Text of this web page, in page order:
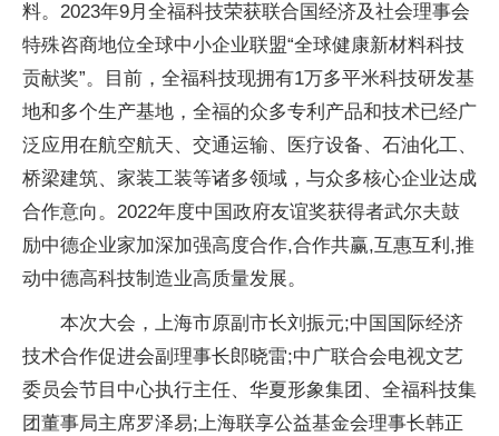
料。2023年9月全福科技荣获联合国经济及社会理事会
特殊咨商地位全球中小企业联盟“全球健康新材料科技
贡献奖”。目前，全福科技现拥有1万多平米科技研发基
地和多个生产基地，全福的众多专利产品和技术已经广
泛应用在航空航天、交通运输、医疗设备、石油化工、
桥梁建筑、家装工装等诸多领域，与众多核心企业达成
合作意向。2022年度中国政府友谊奖获得者武尔夫鼓
励中德企业家加深加强高度合作,合作共赢,互惠互利,推
动中德高科技制造业高质量发展。
本次大会，上海市原副 市长刘振元;中国国际经济
技术合作促进会副理事长郎晓雷;中广联合会电视文艺
委员会节目中心执行主任、华夏形象集团、全福科技集
团董事局主席罗泽易;上海联享公益基金会理事长韩正